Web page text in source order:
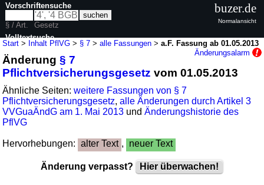
Start > Inhalt PflVG > § 7 >alle Fassungen >a.F. Fassung ab 01.05.2013
Änderungsalarm
Änderung§ 7
Pflichtversicherungsgesetz vom 01.05.2013
Ähnliche Seiten:weitere Fassungen von § 7
Pflichtversicherungsgesetz,alle Änderungen durch Artikel 3
VVGuaÄndG am 1. Mai 2013 undÄnderungshistorie des
PflVG
Hervorhebungen: alter Text , neuer Text
Änderung verpasst? Hier überwachen!
Vorschriftensuche
§ / Art.
Gesetz
Volltextsuche
nur in PflVG
buzer.de
Normalansicht